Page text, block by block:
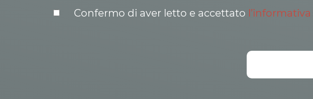
Confermo di aver letto e accettato l’informativa